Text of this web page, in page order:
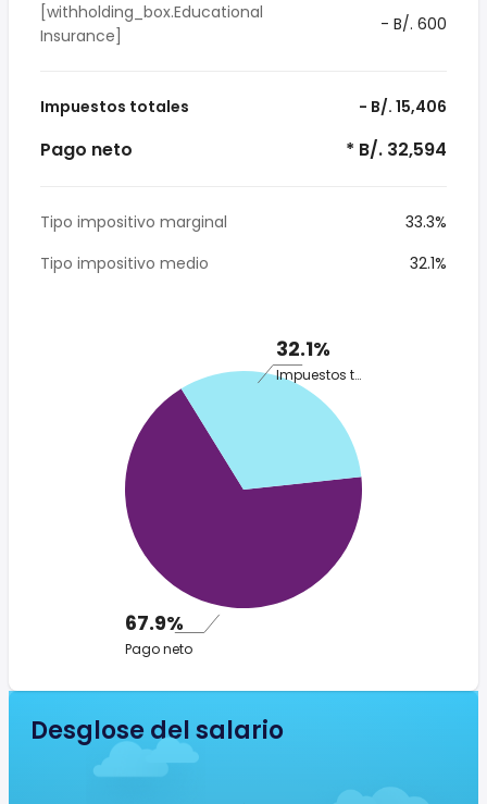
[withholding_box.Educational
Insurance]
- B/. 600
Impuestos totales - B/. 15,406
Pago neto * B/. 32,594
Tipo impositivo marginal
33.3%
Tipo impositivo medio
32.1%
32.1%
Impuestos totales
67.9%
Pago neto
Desglose del salario